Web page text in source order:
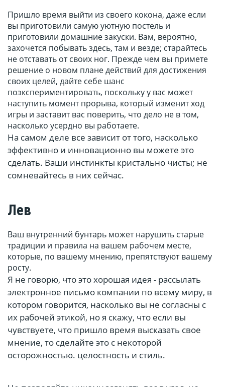
Пришло время выйти из своего кокона, даже если
вы приготовили самую уютную постель и
приготовили домашние закуски. Вам, вероятно,
захочется побывать здесь, там и везде; старайтесь
не отставать от своих ног. Прежде чем вы примете
решение о новом плане действий для достижения
своих целей, дайте себе шанс
поэкспериментировать, поскольку у вас может
наступить момент прорыва, который изменит ход
игры и заставит вас поверить, что дело не в том,
насколько усердно вы работаете.
На самом деле все зависит от того, насколько
эффективно и инновационно вы можете это
сделать. Ваши инстинкты кристально чисты; не
сомневайтесь в них сейчас.
Лев
Ваш внутренний бунтарь может нарушить старые
традиции и правила на вашем рабочем месте,
которые, по вашему мнению, препятствуют вашему
росту.
Я не говорю, что это хорошая идея - рассылать
электронное письмо компании по всему миру, в
котором говорится, насколько вы не согласны с
их рабочей этикой, но я скажу, что если вы
чувствуете, что пришло время высказать свое
мнение, то сделайте это с некоторой
осторожностью. целостность и стиль.